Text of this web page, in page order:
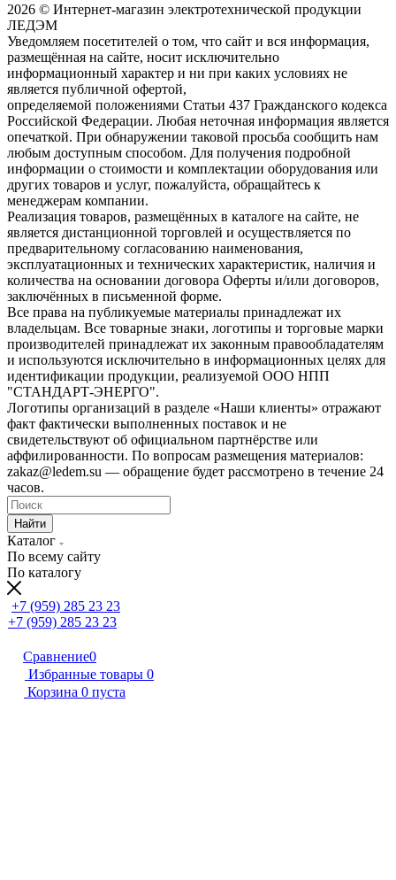
2026 © Интернет-магазин электротехнической продукции
ЛЕДЭМ
Уведомляем посетителей о том, что сайт и вся информация,
размещённая на сайте, носит исключительно
информационный характер и ни при каких условиях не
является публичной офертой,
определяемой положениями Статьи 437 Гражданского кодекса
Российской Федерации. Любая неточная информация является
опечаткой. При обнаружении таковой просьба сообщить нам
любым доступным способом. Для получения подробной
информации о стоимости и комплектации оборудования или
других товаров и услуг, пожалуйста, обращайтесь к
менеджерам компании.
Реализация товаров, размещённых в каталоге на сайте, не
является дистанционной торговлей и осуществляется по
предварительному согласованию наименования,
эксплуатационных и технических характеристик, наличия и
количества на основании договора Оферты и/или договоров,
заключённых в письменной форме.
Все права на публикуемые материалы принадлежат их
владельцам. Все товарные знаки, логотипы и торговые марки
производителей принадлежат их законным правообладателям
и используются исключительно в информационных целях для
идентификации продукции, реализуемой ООО НПП
"СТАНДАРТ-ЭНЕРГО".
Логотипы организаций в разделе «Наши клиенты» отражают
факт фактически выполненных поставок и не
свидетельствуют об официальном партнёрстве или
аффилированности. По вопросам размещения материалов:
zakaz@ledem.su — обращение будет рассмотрено в течение 24
часов.
Найти
Каталог
По всему сайту
По каталогу
+7 (959) 285 23 23
+7 (959) 285 23 23
Сравнение0
Избранные товары 0
Корзина 0 пуста